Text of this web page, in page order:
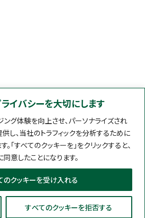
イバシーを大切にします
グ体験を向上させ、パーソナライズされ
し、当社のトラフィックを分析するために
「すべてのクッキーを」をクリックすると、
意したことになります。
すべてのクッキーを拒否する
のクッキーを受け入れる